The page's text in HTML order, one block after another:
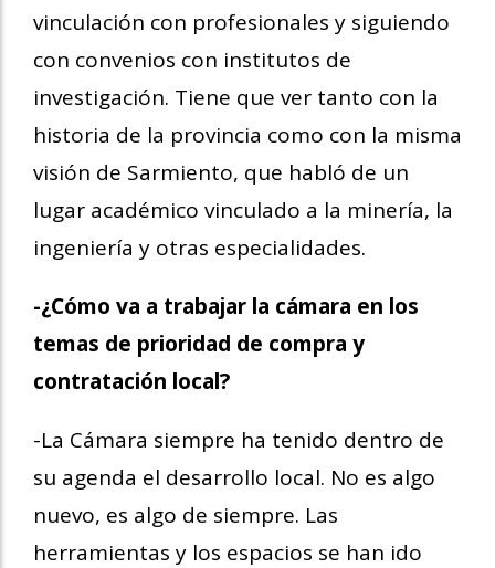
vinculación con profesionales y siguiendo
con convenios con institutos de
investigación. Tiene que ver tanto con la
historia de la provincia como con la misma
visión de Sarmiento, que habló de un
lugar académico vinculado a la minería, la
ingeniería y otras especialidades.
-¿Cómo va a trabajar la cámara en los
temas de prioridad de compra y
contratación local?
-La Cámara siempre ha tenido dentro de
su agenda el desarrollo local. No es algo
nuevo, es algo de siempre. Las
herramientas y los espacios se han ido